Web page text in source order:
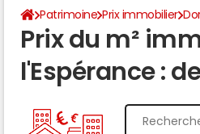
Patrimoine Prix immobilier
Prix du m²
l'Espérance :